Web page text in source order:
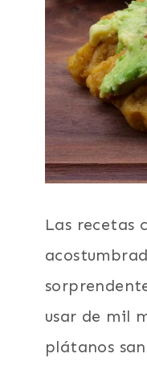
DE
LA
MADRE
SUDAMERICA
VEGETARIANA
Las recetas
usar de mil
plátanos